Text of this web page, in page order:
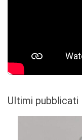
Ultimi pubblicati